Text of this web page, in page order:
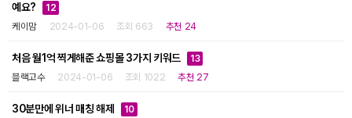
예요?
12
케이맘 2024-01-06 조회 663 추천 24
처음 월1억 찍게해준 쇼핑몰 3가지 키워드 13
블랙고수 2024-01-06 조회 1022 추천 27
30분만에 위너 매칭 해제 10